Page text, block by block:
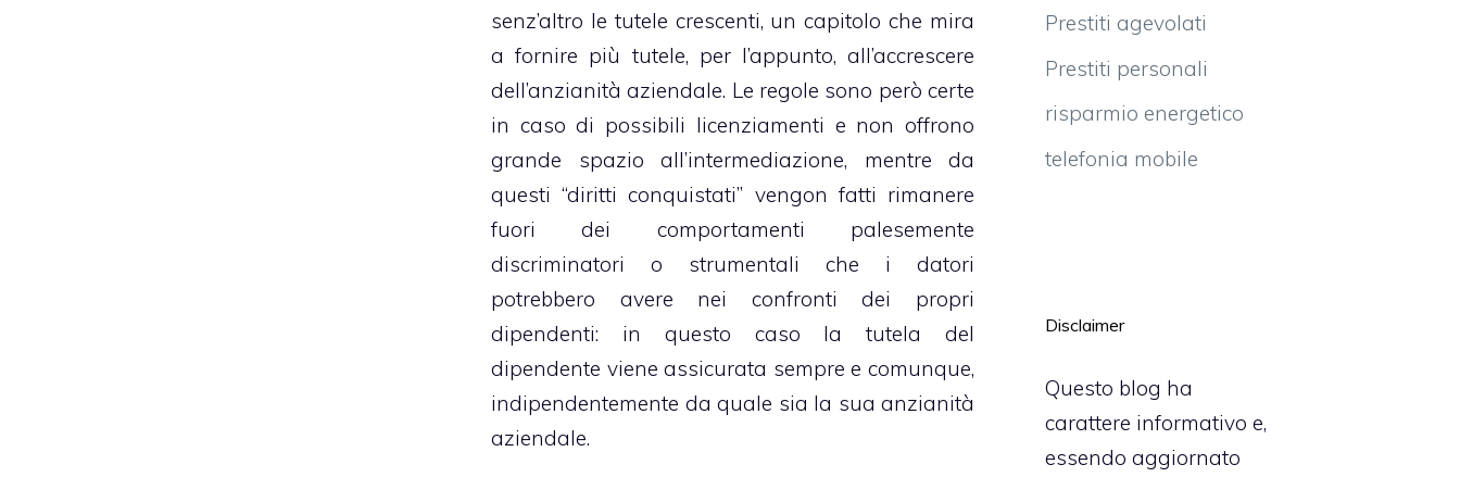
senz’altro le tutele crescenti, un capitolo che mira
a fornire più tutele, per l’appunto, all’accrescere
dell’anzianità aziendale. Le regole sono però certe
in caso di possibili licenziamenti e non offrono
grande spazio all’intermediazione, mentre da
questi “diritti conquistati” vengon fatti rimanere
fuori dei comportamenti palesemente
discriminatori o strumentali che i datori
potrebbero avere nei confronti dei propri
dipendenti: in questo caso la tutela del
dipendente viene assicurata sempre e comunque,
indipendentemente da quale sia la sua anzianità
aziendale.
Prestiti agevolati
Prestiti personali
risparmio energetico
telefonia mobile
Disclaimer
Questo blog ha
carattere informativo e,
essendo aggiornato